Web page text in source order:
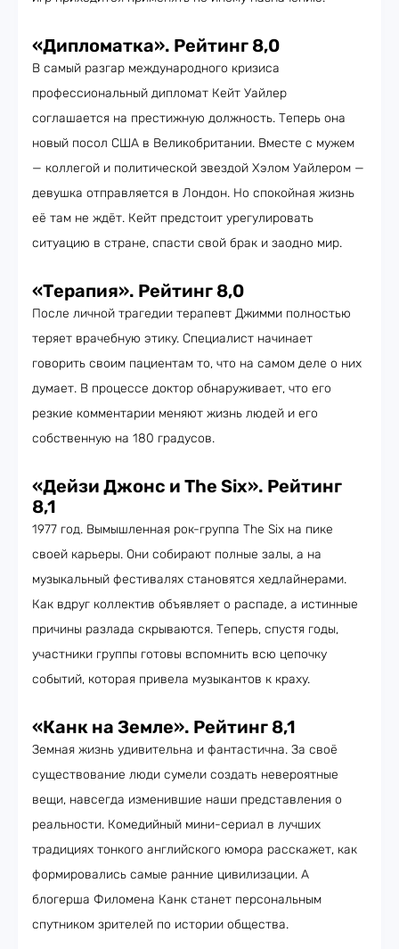
«Дипломатка». Рейтинг 8,0
В самый разгар международного кризиса
профессиональный дипломат Кейт Уайлер
соглашается на престижную должность. Теперь она
новый посол США в Великобритании. Вместе с мужем
— коллегой и политической звездой Хэлом Уайлером —
девушка отправляется в Лондон. Но спокойная жизнь
её там не ждёт. Кейт предстоит урегулировать
ситуацию в стране, спасти свой брак и заодно мир.
«Терапия». Рейтинг 8,0
После личной трагедии терапевт Джимми полностью
теряет врачебную этику. Специалист начинает
говорить своим пациентам то, что на самом деле о них
думает. В процессе доктор обнаруживает, что его
резкие комментарии меняют жизнь людей и его
собственную на 180 градусов.
«Дейзи Джонс и The Six». Рейтинг
8,1
1977 год. Вымышленная рок-группа The Six на пике
своей карьеры. Они собирают полные залы, а на
музыкальный фестивалях становятся хедлайнерами.
Как вдруг коллектив объявляет о распаде, а истинные
причины разлада скрываются. Теперь, спустя годы,
участники группы готовы вспомнить всю цепочку
событий, которая привела музыкантов к краху.
«Канк на Земле». Рейтинг 8,1
Земная жизнь удивительна и фантастична. За своё
существование люди сумели создать невероятные
вещи, навсегда изменившие наши представления о
реальности. Комедийный мини-сериал в лучших
традициях тонкого английского юмора расскажет, как
формировались самые ранние цивилизации. А
блогерша Филомена Канк станет персональным
спутником зрителей по истории общества.